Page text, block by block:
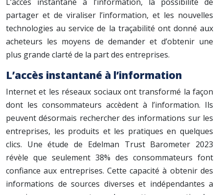
partager et de viraliser l’information, et les nouvelles
technologies au service de la traçabilité ont donné aux
acheteurs les moyens de demander et d’obtenir une
plus grande clarté de la part des entreprises.
L’accès instantané à l’information
Internet et les réseaux sociaux ont transformé la façon
dont les consommateurs accèdent à l’information. Ils
peuvent désormais rechercher des informations sur les
entreprises, les produits et les pratiques en quelques
clics. Une étude de Edelman Trust Barometer 2023
révèle que seulement 38% des consommateurs font
confiance aux entreprises. Cette capacité à obtenir des
informations de sources diverses et indépendantes a